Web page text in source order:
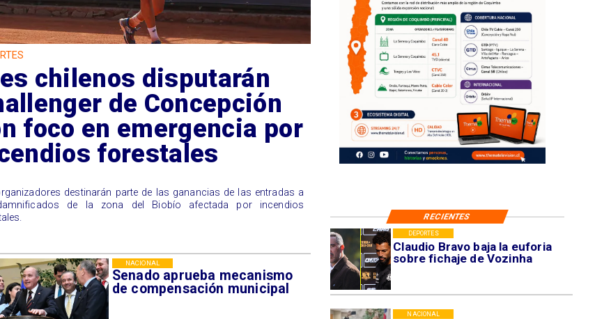
Claudio Bravo baja la euforia
sobre fichaje de Vozinha
DEPORTES
NACIONAL
Senado aprueba mecanismo
de compensación municipal
NACIONAL
chilenos disputarán
de Concepción
foco en emergencia por
forestales
destinarán parte de las ganancias de las entradas a
de la zona del Biobío afectada por incendios
RECIENTES